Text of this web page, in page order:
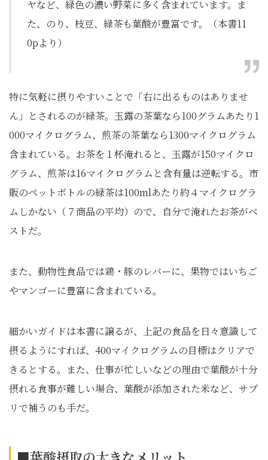
ヤなど、緑色の濃い野菜に多く含まれています。ま
た、のり、枝豆、緑茶も葉酸が豊富です。（本書11
0pより）
特に気軽に摂りやすいことで「右に出るものはありませ
ん」とされるのが緑茶。玉露の茶葉なら100グラムあたり1
000マイクログラム、煎茶の茶葉なら1300マイクログラム
含まれている。お茶を１杯淹れると、玉露が150マイクロ
グラム、煎茶は16マイクログラムと含有量は逆転する。市
販のペットボトルの緑茶は100mlあたり約４マイクログラ
ムしかない（７商品の平均）ので、自分で淹れたお茶がベ
ストだ。
また、動物性食品では鶏・豚のレバーに、果物ではいちご
やマンゴーに豊富に含まれている。
細かいガイドは本書に譲るが、上記の食品を日々意識して
摂るようにすれば、400マイクログラムの目標はクリアで
きるとする。また、仕事が忙しいなどの理由で葉酸が十分
摂れる食事が難しい場合、葉酸が添加された米など、サプ
リで補うのも手だ。